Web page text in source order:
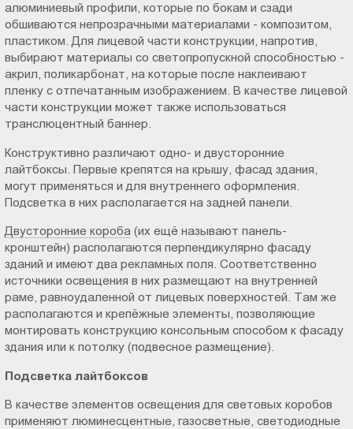
алюминиевый профили, которые по бокам и сзади
обшиваются непрозрачными материалами - композитом,
пластиком. Для лицевой части конструкции, напротив,
выбирают материалы со светопропускной способностью -
акрил, поликарбонат, на которые после наклеивают
пленку с отпечатанным изображением. В качестве лицевой
части конструкции может также использоваться
транслюцентный баннер.
Конструктивно различают одно- и двусторонние
лайтбоксы. Первые крепятся на крышу, фасад здания,
могут применяться и для внутреннего оформления.
Подсветка в них располагается на задней панели.
Двусторонние короба (их ещё называют панель-
кронштейн) располагаются перпендикулярно фасаду
зданий и имеют два рекламных поля. Соответственно
источники освещения в них размещают на внутренней
раме, равноудаленной от лицевых поверхностей. Там же
располагаются и крепёжные элементы, позволяющие
монтировать конструкцию консольным способом к фасаду
здания или к потолку (подвесное размещение).
Подсветка лайтбоксов
В качестве элементов освещения для световых коробов
применяют люминесцентные, газосветные, светодиодные